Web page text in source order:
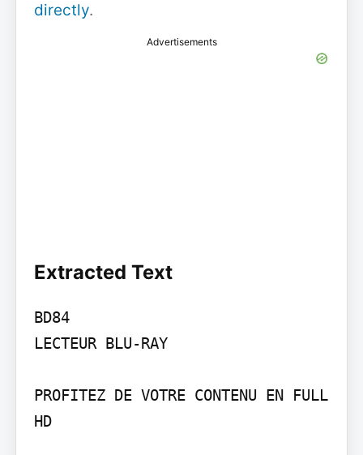
directly.
Advertisements
Extracted Text
BD84
LECTEUR BLU-RAY
PROFITEZ DE VOTRE CONTENU EN FULL
HD